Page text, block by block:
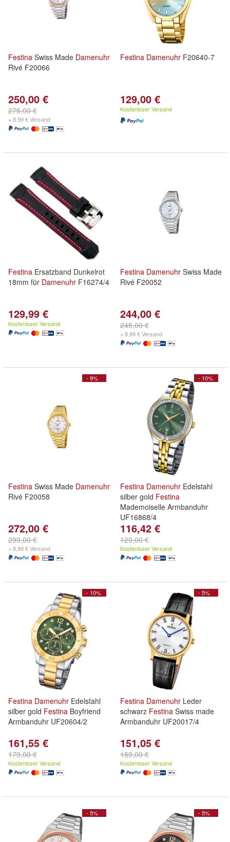
Festina Swiss Made Damenuhr
Rivé F20066
250,00 €
275,00 €
+ 8,99 € Versand
Festina Damenuhr F20640-7
129,00 €
Kostenloser Versand
Festina Ersatzband Dunkelrot
18mm für Damenuhr F16274/4
129,99 €
Kostenloser Versand
Festina Damenuhr Swiss Made
Rivé F20052
244,00 €
245,00 €
+ 8,99 € Versand
- 9%
Festina Swiss Made Damenuhr
Rivé F20058
272,00 €
299,00 €
+ 8,99 € Versand
- 10%
Festina Damenuhr Edelstahl
silber gold Festina
Mademoiselle Armbanduhr
UF16868/4
116,42 €
129,00 €
Kostenloser Versand
- 10%
Festina Damenuhr Edelstahl
silber gold Festina Boyfriend
Armbanduhr UF20604/2
161,55 €
179,00 €
Kostenloser Versand
- 5%
Festina Damenuhr Leder
schwarz Festina Swiss made
Armbanduhr UF20017/4
151,05 €
159,00 €
Kostenloser Versand
- 5% - 5%